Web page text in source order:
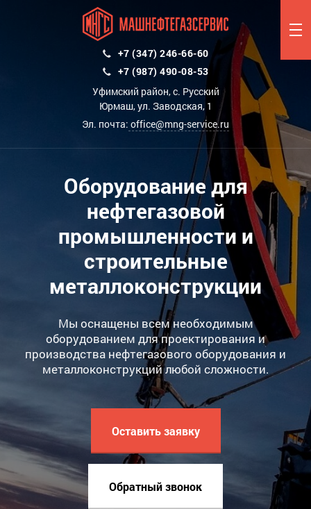
+7 (347) 246-66-60
+7 (987) 490-08-53
Уфимский район, с. Русский
Юрмаш, ул. Заводская, 1
Эл. почта: office@mng-service.ru
Оборудование для
нефтегазовой
промышленности и
строительные
металлоконструкции
Мы оснащены всем необходимым
оборудованием для проектирования и
производства нефтегазового оборудования и
металлоконструкций любой сложности.
Оставить заявку
Обратный звонок